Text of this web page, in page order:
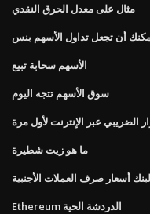
مثال على معدل الحرق النقدي
أن تجعل تداول الأسهم بنس
الأسهم سحابة تبيع
سوق الأسهم تتجه اليوم
الضريبي عبر الإنترنت لأول مرة
ما هو زيت شطيرة
أسعار صرف العملات الأجنبية
Ethereum الدردشة الحية